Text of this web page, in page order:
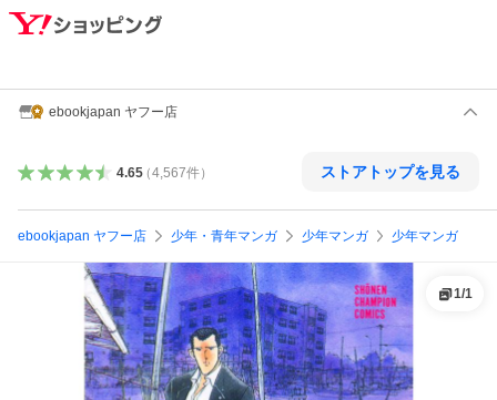
ebookjapan ヤフー店
4.65（4,567件） ストアトップを見る
ebookjapan ヤフー店 少年・青年マンガ 少年マンガ 少年マンガ
1/1